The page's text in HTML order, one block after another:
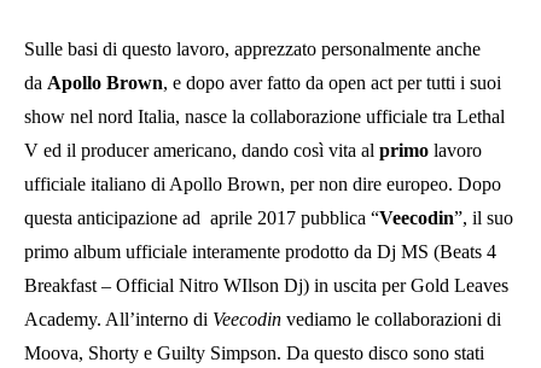
Sulle basi di questo lavoro, apprezzato personalmente anche
da Apollo Brown, e dopo aver fatto da open act per tutti i suoi
show nel nord Italia, nasce la collaborazione ufficiale tra Lethal
V ed il producer americano, dando così vita al primo lavoro
ufficiale italiano di Apollo Brown, per non dire europeo. Dopo
questa anticipazione ad aprile 2017 pubblica “Veecodin”, il suo
primo album ufficiale interamente prodotto da Dj MS (Beats 4
Breakfast – Official Nitro WIlson Dj) in uscita per Gold Leaves
Academy. All’interno di Veecodin vediamo le collaborazioni di
Moova, Shorty e Guilty Simpson. Da questo disco sono stati